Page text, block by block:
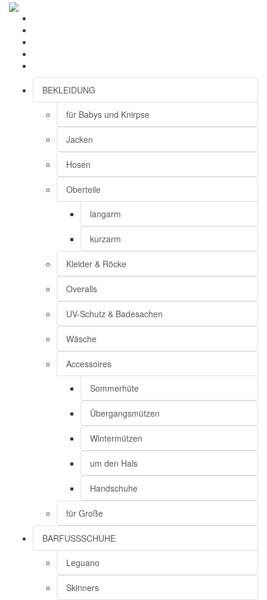
BEKLEIDUNG
für Babys und Knirpse
Jacken
Hosen
Oberteile
langarm
kurzarm
Kleider & Röcke
Overalls
UV-Schutz & Badesachen
Wäsche
Accessoires
Sommerhüte
Übergangsmützen
Wintermützen
um den Hals
Handschuhe
für Große
BARFUSSSCHUHE
Leguano
Skinners